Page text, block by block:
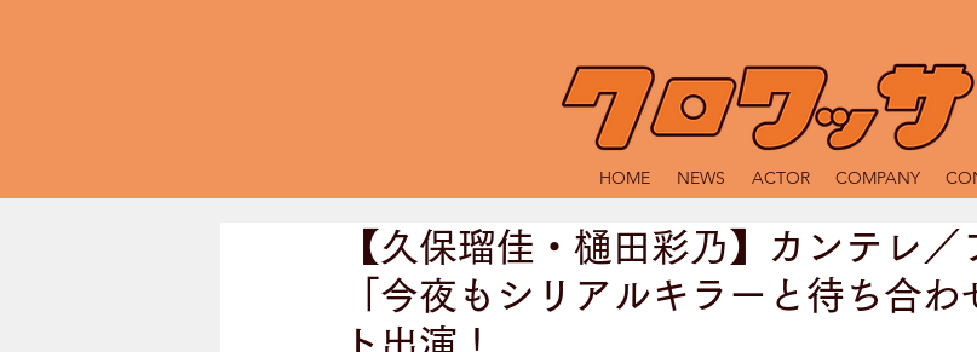
HOME NEWS ACTOR COMPANY
【久保瑠佳・樋田彩乃】カンテレ／
「今夜もシリアルキラーと待ち合わ
ト出演！